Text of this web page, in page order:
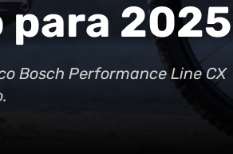
para 2025
Bosch Performance Line CX